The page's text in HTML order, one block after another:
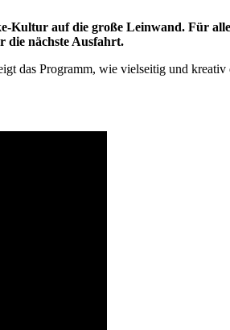
auf die große Leinwand. Für
die nächste Ausfahrt.
das Programm, wie vielseitig und